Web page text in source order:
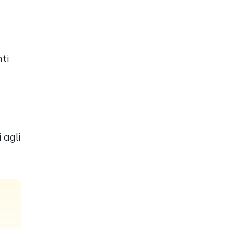
agli